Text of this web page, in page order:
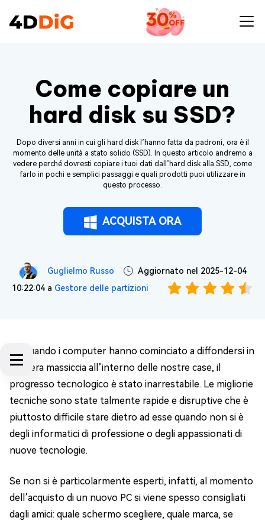
Come copiare un
hard disk su SSD?
Dopo diversi anni in cui gli hard disk l’hanno fatta da padroni, ora è il
momento delle unità a stato solido (SSD). In questo articolo andremo a
vedere perché dovresti copiare i tuoi dati dall’hard disk alla SSD, come
farlo in pochi e semplici passaggi e quali prodotti puoi utilizzare in
questo processo.
ACQUISTA ORA
Guglielmo Russo
Aggiornato nel 2025-12-04
10:22:04 a Gestore delle partizioni
Da quando i computer hanno cominciato a diffondersi in
maniera massiccia all’interno delle nostre case, il
progresso tecnologico è stato inarrestabile. Le migliorie
tecniche sono state talmente rapide e disruptive che è
piuttosto difficile stare dietro ad esse quando non si è
degli informatici di professione o degli appassionati di
nuove tecnologie.
Se non si è particolarmente esperti, infatti, al momento
dell’acquisto di un nuovo PC si viene spesso consigliati
dagli amici: quale schermo scegliere, quale marca, se